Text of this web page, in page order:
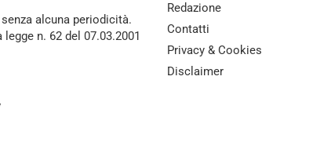
alcuna periodicità.
n. 62 del 07.03.2001
Redazione
Contatti
Privacy & Cookies
Disclaimer